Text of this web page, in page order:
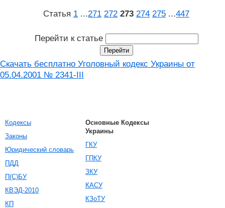
Статья 1 ...271 272 273 274 275 ...447
Перейти к статье
Скачать бесплатно Уголовный кодекс Украины от
05.04.2001 № 2341-III
Кодексы
Законы
Юридический словарь
ПДД
П(С)БУ
КВЭД-2010
КП
Основные Кодексы
Украины
ГКУ
ГПКУ
ЗКУ
КАСУ
КЗоТУ